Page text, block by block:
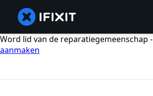
Word lid van de reparatiegemeenschap -
aanmaken